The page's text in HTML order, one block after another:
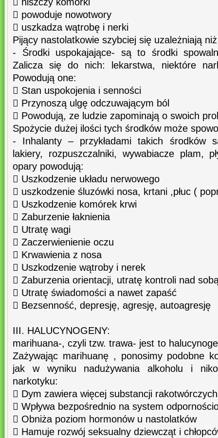
 powoduje nowotwory
 uszkadza wątrobę i nerki
Pijący nastolatkowie szybciej się uzależniają
- Środki uspokajające- są to środki
Zalicza się do nich: lekarstwa, niektóre
Powodują one:
 Stan uspokojenia i senności
 Przynoszą ulgę odczuwającym ból
 Powodują, ze ludzie zapominają o swoich
Spożycie dużej ilości tych środków może
- Inhalanty – przykładami takich środków
lakiery, rozpuszczalniki, wywabiacze plam,
opary powodują:
 Uszkodzenie układu nerwowego
 uszkodzenie śluzówki nosa, krtani ,płuc (
 Uszkodzenie komórek krwi
 Zaburzenie łaknienia
 Utratę wagi
 Zaczerwienienie oczu
 Krwawienia z nosa
 Uszkodzenie wątroby i nerek
 Zaburzenia orientacji, utratę kontroli nad
 Utratę świadomości a nawet zapaść
 Bezsenność, depresję, agresję, autoagresję
III. HALUCYNOGENY:
marihuana-, czyli tzw. trawa- jest to
Zażywając marihuanę , ponosimy podobne
jak w wyniku nadużywania alkoholu i
narkotyku:
 Dym zawiera więcej substancji
 Wpływa bezpośrednio na system
 Obniża poziom hormonów u nastolatków
 Hamuje rozwój seksualny dziewcząt i